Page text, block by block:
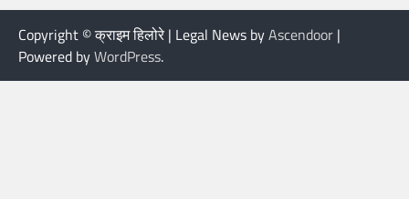
Copyright © क्राइम हिलोरे | Legal News byAscendoor |
Powered byWordPress.